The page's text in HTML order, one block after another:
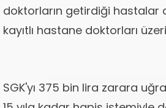
doktorların getirdiği hastalar
kayıtlı hastane doktorları
SGK'yı 375 bin lira zarara